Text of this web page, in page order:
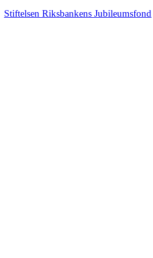
Stiftelsen Riksbankens Jubileumsfond